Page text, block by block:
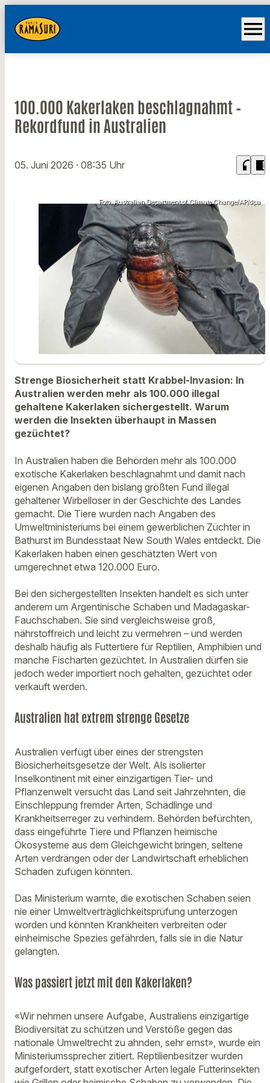
menu
100.000 Kakerlaken beschlagnahmt –
Rekordfund in Australien
05. Juni 2026 · 08:35 Uhr headphones chrome_reader_mode
Foto: Australian Department of Climate Change/AP/dpa
Strenge Biosicherheit statt Krabbel-Invasion: In
Australien werden mehr als 100.000 illegal
gehaltene Kakerlaken sichergestellt. Warum
werden die Insekten überhaupt in Massen
gezüchtet?
In Australien haben die Behörden mehr als 100.000
exotische Kakerlaken beschlagnahmt und damit nach
eigenen Angaben den bislang größten Fund illegal
gehaltener Wirbelloser in der Geschichte des Landes
gemacht. Die Tiere wurden nach Angaben des
Umweltministeriums bei einem gewerblichen Züchter in
Bathurst im Bundesstaat New South Wales entdeckt. Die
Kakerlaken haben einen geschätzten Wert von
umgerechnet etwa 120.000 Euro.
Bei den sichergestellten Insekten handelt es sich unter
anderem um Argentinische Schaben und Madagaskar-
Fauchschaben. Sie sind vergleichsweise groß,
nährstoffreich und leicht zu vermehren – und werden
deshalb häufig als Futtertiere für Reptilien, Amphibien und
manche Fischarten gezüchtet. In Australien dürfen sie
jedoch weder importiert noch gehalten, gezüchtet oder
verkauft werden.
Australien hat extrem strenge Gesetze
Australien verfügt über eines der strengsten
Biosicherheitsgesetze der Welt. Als isolierter
Inselkontinent mit einer einzigartigen Tier- und
Pflanzenwelt versucht das Land seit Jahrzehnten, die
Einschleppung fremder Arten, Schädlinge und
Krankheitserreger zu verhindern. Behörden befürchten,
dass eingeführte Tiere und Pflanzen heimische
Ökosysteme aus dem Gleichgewicht bringen, seltene
Arten verdrängen oder der Landwirtschaft erheblichen
Schaden zufügen könnten.
Das Ministerium warnte, die exotischen Schaben seien
nie einer Umweltverträglichkeitsprüfung unterzogen
worden und könnten Krankheiten verbreiten oder
einheimische Spezies gefährden, falls sie in die Natur
gelangten.
Was passiert jetzt mit den Kakerlaken?
«Wir nehmen unsere Aufgabe, Australiens einzigartige
Biodiversität zu schützen und Verstöße gegen das
nationale Umweltrecht zu ahnden, sehr ernst», wurde ein
Ministeriumssprecher zitiert. Reptilienbesitzer wurden
aufgefordert, statt exotischer Arten legale Futterinsekten